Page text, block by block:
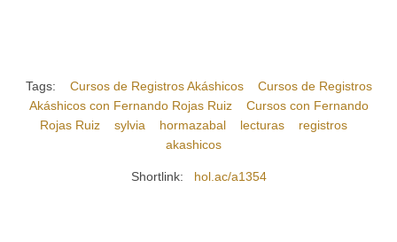
Tags: Cursos de Registros Akáshicos
Cursos de Registros
Akáshicos con Fernando Rojas Ruiz
Cursos con Fernando
Rojas Ruiz
sylvia hormazabal lecturas
registros
akashicos
Shortlink: hol.ac/a1354